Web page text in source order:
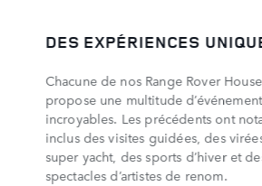
DES EXPÉRIENCES
Chacune de nos Range Rover
propose une multitude
incroyables. Les précédents ont
inclus des visites guidées, des
super yacht, des sports d’hiver et
spectacles d’artistes de renom.